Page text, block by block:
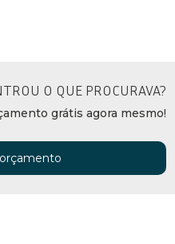
O QUE PROCURAVA?
grátis agora mesmo!